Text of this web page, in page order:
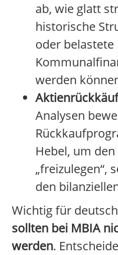
ab, wie glatt
historische
oder belastete
werden
Analysen
Hebel, um
„freizulegen“,
den
Wichtig für
sollten bei MBIA
werden.